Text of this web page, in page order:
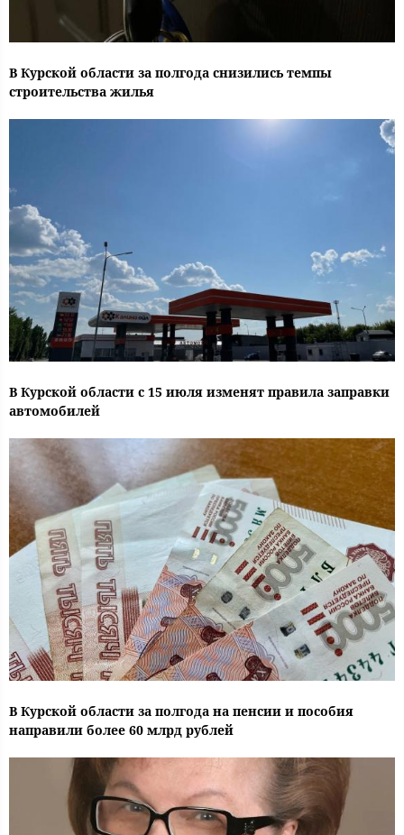
В Курской области за полгода снизились темпы
строительства жилья
В Курской области с 15 июля изменят правила заправки
автомобилей
В Курской области за полгода на пенсии и пособия
направили более 60 млрд рублей